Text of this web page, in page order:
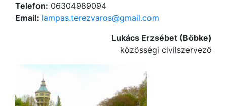
Telefon: 06304989094
Email: lampas.terezvaros@gmail.com
Lukács Erzsébet (Böbke)
közösségi civilszervező